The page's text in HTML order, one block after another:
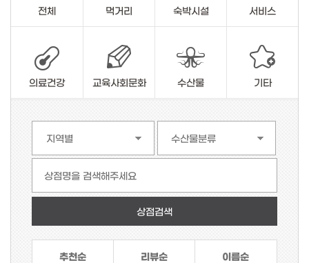
전체 먹거리 숙박시설 서비스
의료건강 교육사회문화 수산물 기타
상점명을 검색해주세요
추천순 리뷰순 이름순